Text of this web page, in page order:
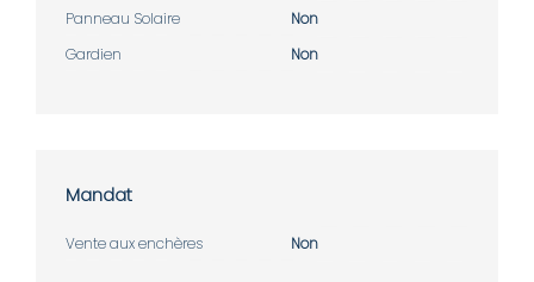
Panneau Solaire
Non
Gardien
Non
Mandat
Vente aux enchères Non